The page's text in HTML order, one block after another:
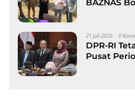
BAZNAS
21 Juli 2026 0
DPR-RI
Pusat